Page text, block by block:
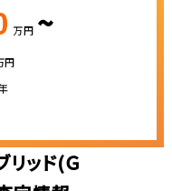
万円 ~
円
リッド(Ｇ